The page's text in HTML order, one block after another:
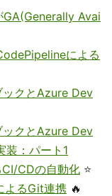
Avai
による
クとAzure Dev
クとAzure Dev
：パート1
CDの自動化 ⭐
よるGit連携 🔥